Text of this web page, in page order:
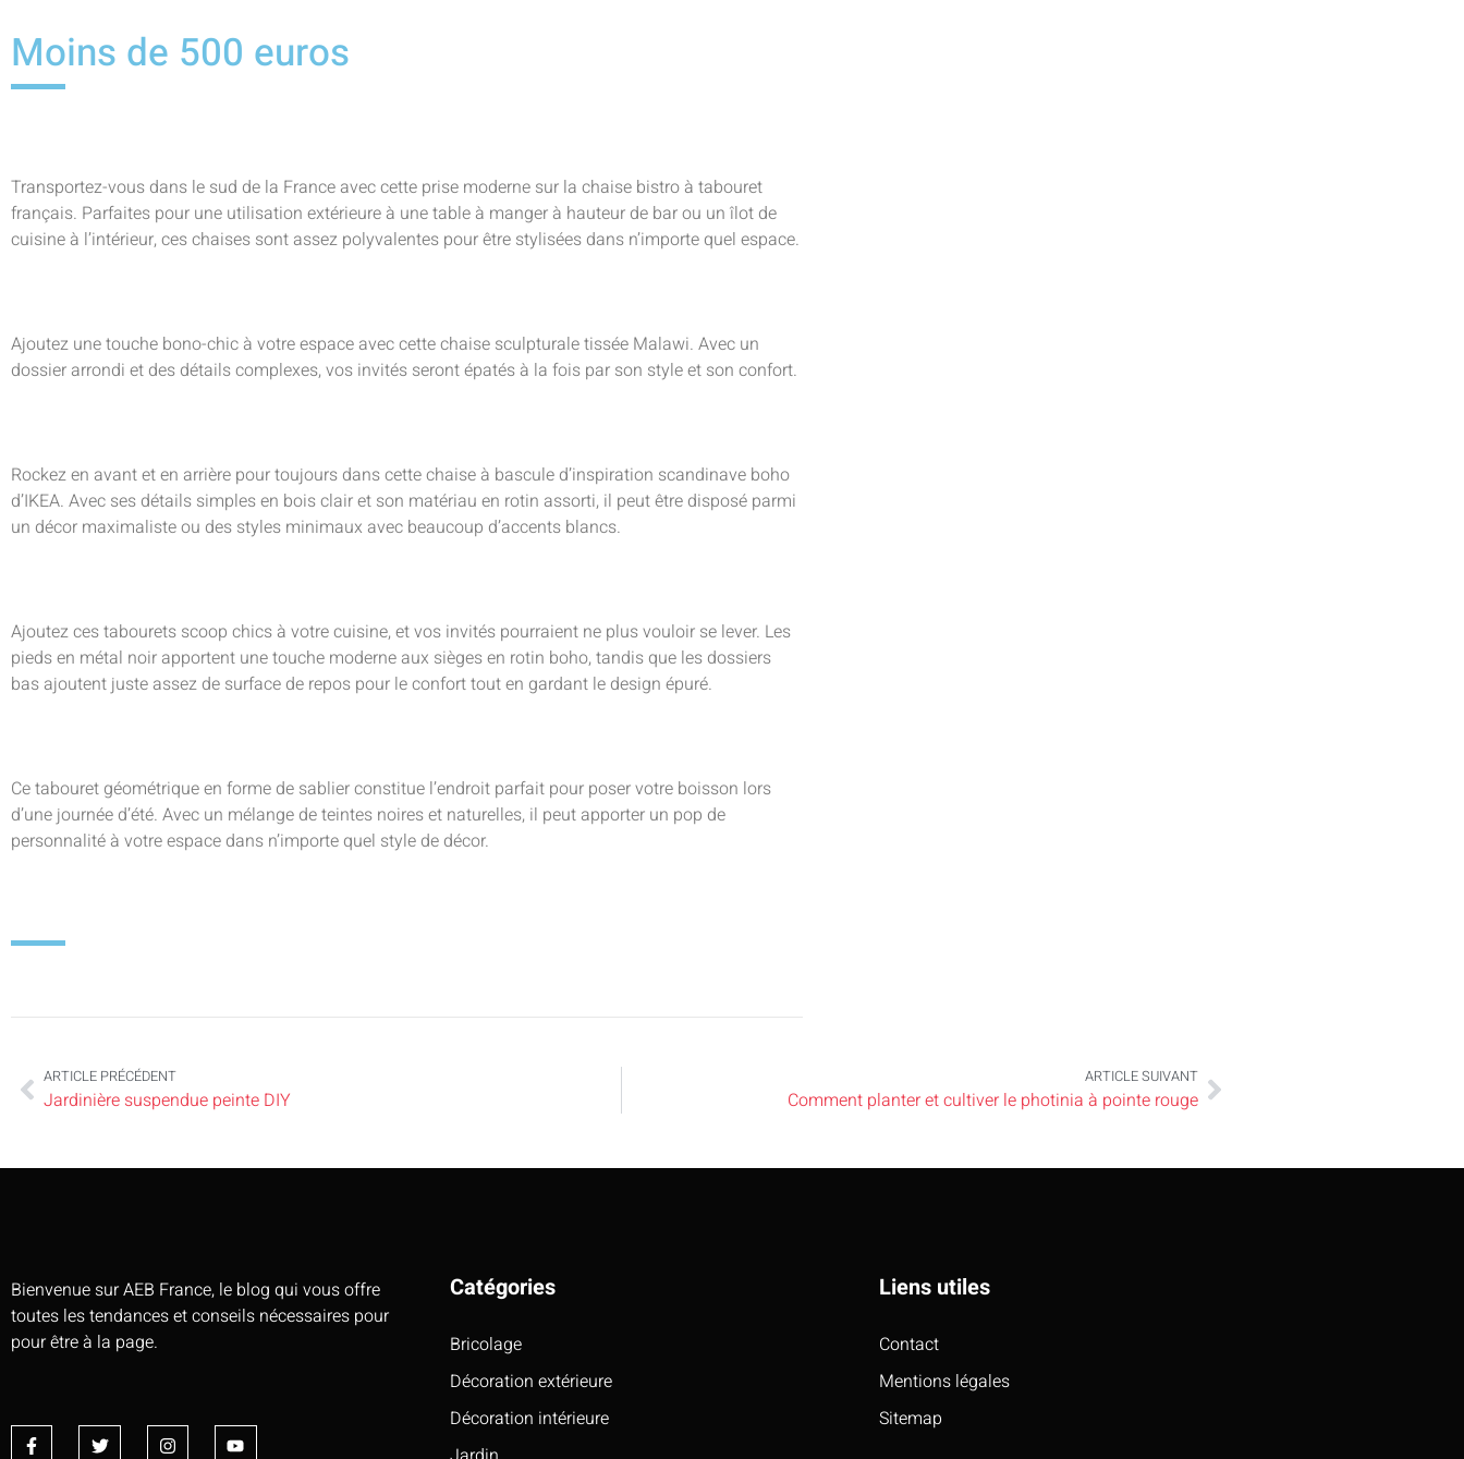
Moins de 500 euros
Transportez-vous dans le sud de la France avec cette prise moderne sur la chaise bistro à tabouret
français. Parfaites pour une utilisation extérieure à une table à manger à hauteur de bar ou un îlot de
cuisine à l’intérieur, ces chaises sont assez polyvalentes pour être stylisées dans n’importe quel espace.
Ajoutez une touche bono-chic à votre espace avec cette chaise sculpturale tissée Malawi. Avec un
dossier arrondi et des détails complexes, vos invités seront épatés à la fois par son style et son confort.
Rockez en avant et en arrière pour toujours dans cette chaise à bascule d’inspiration scandinave boho
d’IKEA. Avec ses détails simples en bois clair et son matériau en rotin assorti, il peut être disposé parmi
un décor maximaliste ou des styles minimaux avec beaucoup d’accents blancs.
Ajoutez ces tabourets scoop chics à votre cuisine, et vos invités pourraient ne plus vouloir se lever. Les
pieds en métal noir apportent une touche moderne aux sièges en rotin boho, tandis que les dossiers
bas ajoutent juste assez de surface de repos pour le confort tout en gardant le design épuré.
Ce tabouret géométrique en forme de sablier constitue l’endroit parfait pour poser votre boisson lors
d’une journée d’été. Avec un mélange de teintes noires et naturelles, il peut apporter un pop de
personnalité à votre espace dans n’importe quel style de décor.
ARTICLE PRÉCÉDENT
Jardinière suspendue peinte DIY
ARTICLE SUIVANT
Comment planter et cultiver le photinia à pointe rouge
Bienvenue sur AEB France, le blog qui vous offre
toutes les tendances et conseils nécessaires pour
pour être à la page.
Catégories
Bricolage
Décoration extérieure
Décoration intérieure
Liens utiles
Contact
Mentions légales
Sitemap